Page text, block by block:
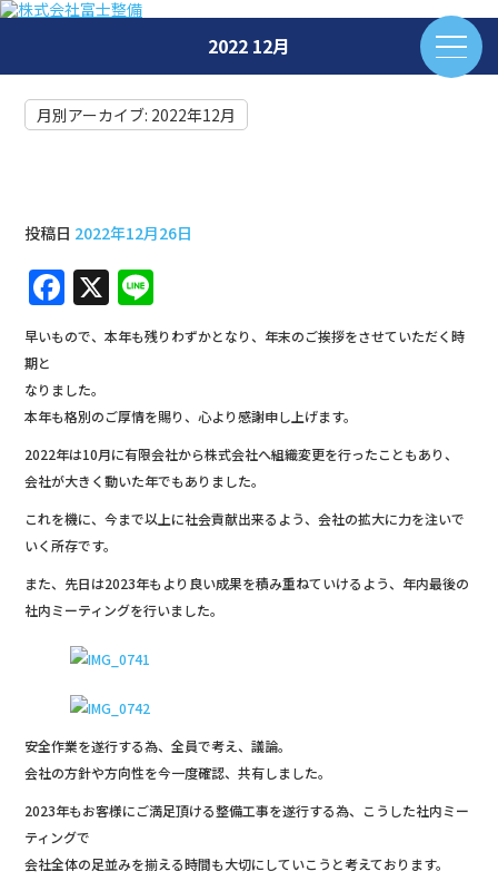
2022 12月
月別アーカイブ: 2022年12月
投稿日 2022年12月26日
F
a
c
e
b
o
o
k
X
n
e
早いもので、本年も残りわずかとなり、年末のご挨拶をさせていただく時
期と
なりました。
本年も格別のご厚情を賜り、心より感謝申し上げます。
2022年は10月に有限会社から株式会社へ組織変更を行ったこともあり、
会社が大きく動いた年でもありました。
これを機に、今まで以上に社会貢献出来るよう、会社の拡大に力を注いで
いく所存です。
また、先日は2023年もより良い成果を積み重ねていけるよう、年内最後の
社内ミーティングを行いました。
安全作業を遂行する為、全員で考え、議論。
会社の方針や方向性を今一度確認、共有しました。
2023年もお客様にご満足頂ける整備工事を遂行する為、こうした社内ミー
ティングで
会社全体の足並みを揃える時間も大切にしていこうと考えております。